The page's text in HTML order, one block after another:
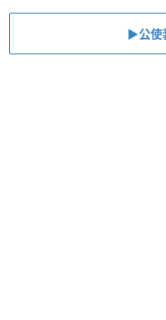
▶公使